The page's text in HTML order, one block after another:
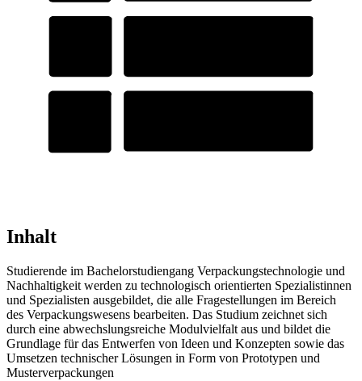
Inhalt
Studierende im Bachelorstudiengang Verpackungstechnologie und
Nachhaltigkeit werden zu technologisch orientierten Spezialistinnen
und Spezialisten ausgebildet, die alle Fragestellungen im Bereich
des Verpackungswesens bearbeiten. Das Studium zeichnet sich
durch eine abwechslungsreiche Modulvielfalt aus und bildet die
Grundlage für das Entwerfen von Ideen und Konzepten sowie das
Umsetzen technischer Lösungen in Form von Prototypen und
Musterverpackungen